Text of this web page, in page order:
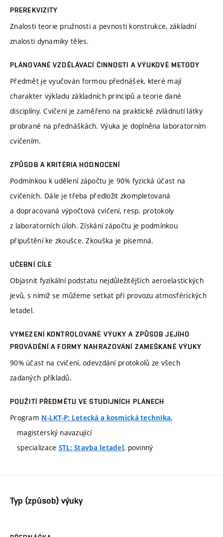
PREREKVIZITY
Znalosti teorie pružnosti a pevnosti konstrukce, základní
znalosti dynamiky těles.
PLÁNOVANÉ VZDĚLÁVACÍ ČINNOSTI A VÝUKOVÉ METODY
Předmět je vyučován formou přednášek, které mají
charakter výkladu základních principů a teorie dané
disciplíny. Cvičení je zaměřeno na praktické zvládnutí látky
probrané na přednáškách. Výuka je doplněna laboratorním
cvičením.
ZPŮSOB A KRITÉRIA HODNOCENÍ
Podmínkou k udělení zápočtu je 90% fyzická účast na
cvičeních. Dále je třeba předložit zkompletovaná
a dopracovaná výpočtová cvičení, resp. protokoly
z laboratorních úloh. Získání zápočtu je podmínkou
připuštění ke zkoušce. Zkouška je písemná.
UČEBNÍ CÍLE
Objasnit fyzikální podstatu nejdůležitějších aeroelastických
jevů, s nimiž se můžeme setkat při provozu atmosférických
letadel.
VYMEZENÍ KONTROLOVANÉ VÝUKY A ZPŮSOB JEJÍHO
PROVÁDĚNÍ A FORMY NAHRAZOVÁNÍ ZAMEŠKANÉ VÝUKY
90% účast na cvičení, odevzdání protokolů ze všech
zadaných příkladů.
POUŽITÍ PŘEDMĚTU VE STUDIJNÍCH PLÁNECH
Program N-LKT-P: Letecká a kosmická technika,
magisterský navazující
specializace STL: Stavba letadel, povinný
Typ (způsob) výuky